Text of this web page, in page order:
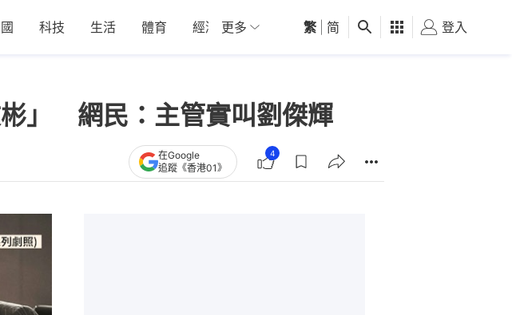
科技 生活 體育 經濟 01深圳 觀點 健康 好食玩飛
更多 繁 简 登入
」 網民：主管實叫劉傑輝
在Google
追蹤《香港01》
4